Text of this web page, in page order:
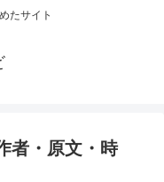
たサイト
者・原文・時